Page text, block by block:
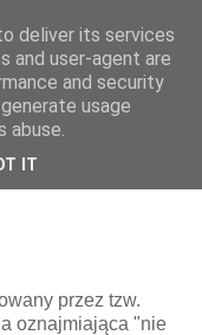
przez tzw.
oznajmiająca "nie
deliver its services
and user-agent are
and security
usage
abuse.
IT